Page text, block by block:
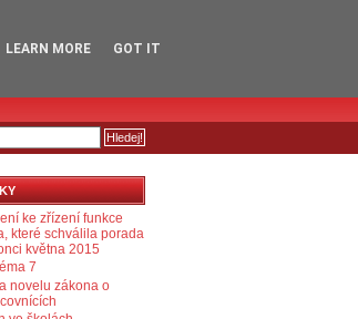
ke zřízení funkce
které schválila porada
května 2015
7
novelu zákona o
LEARN MORE GOT IT